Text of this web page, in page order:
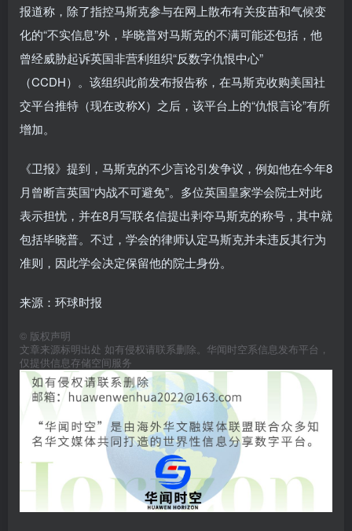
报道称，除了指控马斯克参与在网上散布有关疫苗和气候变
化的“不实信息”外，毕晓普对马斯克的不满可能还包括，他
曾经威胁起诉英国非营利组织“反数字仇恨中心”
（CCDH）。该组织此前发布报告称，在马斯克收购美国社
交平台推特（现在改称X）之后，该平台上的“仇恨言论”有所
增加。
《卫报》提到，马斯克的不少言论引发争议，例如他在今年8
月曾断言英国“内战不可避免”。多位英国皇家学会院士对此
表示担忧，并在8月写联名信提出剥夺马斯克的称号，其中就
包括毕晓普。不过，学会的律师认定马斯克并未违反其行为
准则，因此学会决定保留他的院士身份。
来源：环球时报
© 版权声明
文章来源标明出处 如有侵权请联系删除。华闻时空系信息发布平台，
仅提供信息存储空间服务